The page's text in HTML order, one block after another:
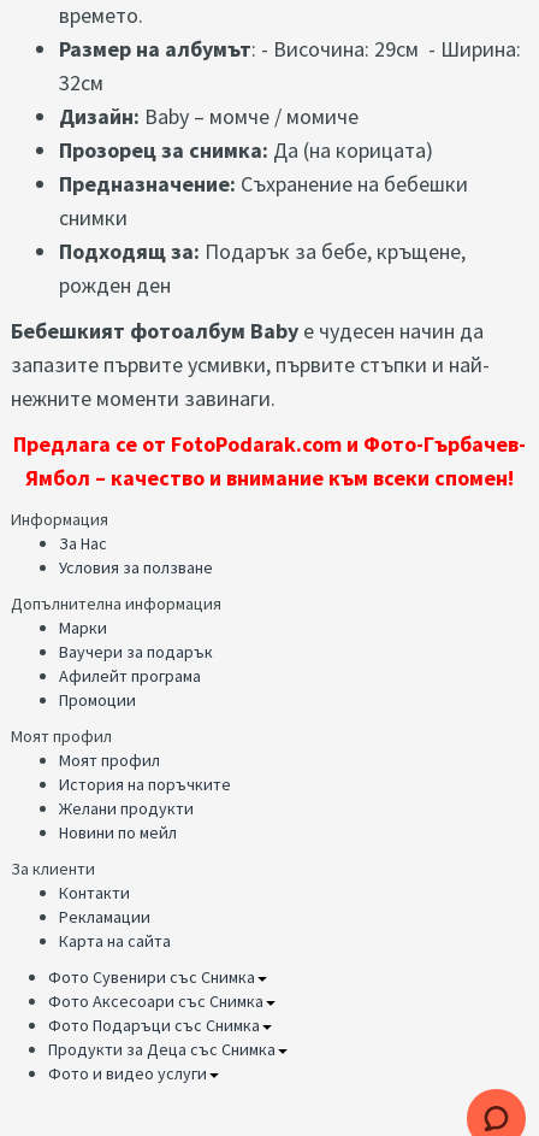
времето.
Размер на албумът: ​- Височина: 29см - Ширина:
32см
Дизайн: Baby – момче / момиче
Прозорец за снимка: Да (на корицата)
Предназначение: Съхранение на бебешки
снимки
Подходящ за: Подарък за бебе, кръщене,
рожден ден
Бебешкият фотоалбум Baby е чудесен начин да
запазите първите усмивки, първите стъпки и най-
нежните моменти завинаги.
Предлага се от FotoPodarak.com и Фото-Гърбачев-
Ямбол – качество и внимание към всеки спомен!
Информация
За Нас
Условия за ползване
Допълнителна информация
Марки
Ваучери за подарък
Афилейт програма
Промоции
Моят профил
Моят профил
История на поръчките
Желани продукти
Новини по мейл
За клиенти
Контакти
Рекламации
Карта на сайта
Фото Сувенири със Снимка
Фото Аксесоари със Снимка
Фото Подаръци със Снимка
Продукти за Деца със Снимка
Фото и видео услуги